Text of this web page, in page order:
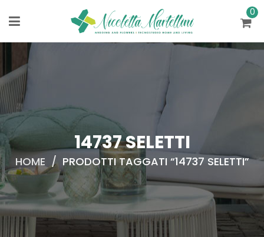
0
14737 SELETTI
HOME / PRODOTTI TAGGATI “14737 SELETTI”